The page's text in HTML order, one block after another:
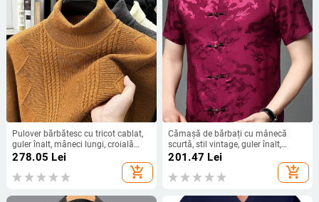
Pulover bărbătesc cu tricot cablat,
guler înalt, mâneci lungi, croială
lejeră, 100% acril
278.05 Lei
add_shopping_cart
Cămașă de bărbați cu mânecă
scurtă, stil vintage, guler înalt,
jacquard, amestec poliester, croială
201.47 Lei
add_shopping_cart